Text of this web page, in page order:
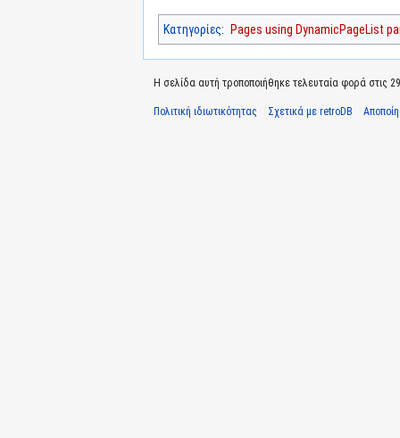
Κατηγορίες: Pages using DynamicPageList
Η σελίδα αυτή τροποποιήθηκε τελευταία φορά στις
Πολιτική ιδιωτικότητας Σχετικά με retroDB